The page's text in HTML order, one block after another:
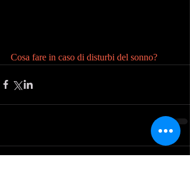
Cosa fare in caso di disturbi del sonno?